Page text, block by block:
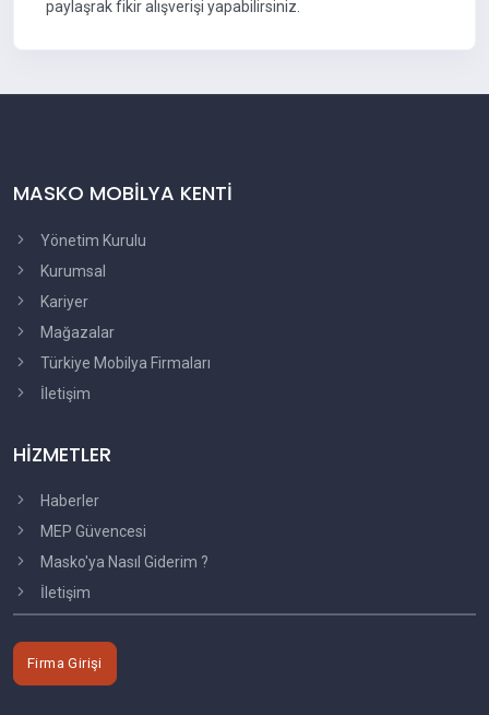
paylaşrak fikir alışverişi yapabilirsiniz.
MASKO MOBİLYA KENTİ
Yönetim Kurulu
Kurumsal
Kariyer
Mağazalar
Türkiye Mobilya Firmaları
İletişim
HİZMETLER
Haberler
MEP Güvencesi
Masko'ya Nasıl Giderim ?
İletişim
Firma Girişi